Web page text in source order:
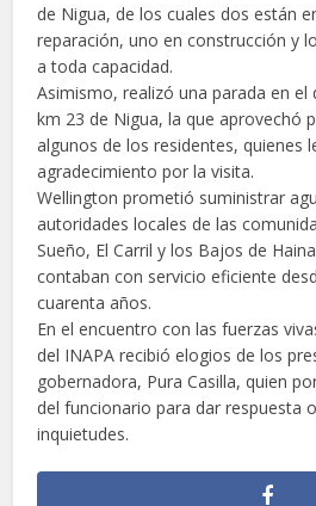
de Nigua, de los cuales dos están
reparación, uno en construcción y
a toda capacidad.
Asimismo, realizó una parada en
km 23 de Nigua, la que aprovechó
algunos de los residentes, quienes
agradecimiento por la visita.
Wellington prometió suministrar
autoridades locales de las
Sueño, El Carril y los Bajos de
contaban con servicio eficiente
cuarenta años.
En el encuentro con las fuerzas
del INAPA recibió elogios de los
gobernadora, Pura Casilla, quien
del funcionario para dar respuesta
inquietudes.